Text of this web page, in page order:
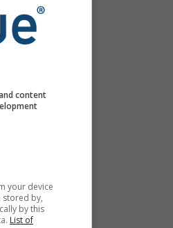
content
your device
stored by,
by this
List of